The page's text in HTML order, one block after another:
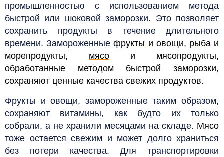
промышленностью с использованием метода
быстрой или шоковой заморозки. Это позволяет
сохранить продукты в течение длительного
времени.Замороженныефрукты и овощи, рыбаи
морепродукты, мясо и мясопродукты,
обработанные методом быстрой заморозки,
сохраняют ценные качества свежих продуктов.
Фрукты и овощи, замороженные таким образом,
сохраняют витамины, как будто их только
собрали, а не хранили месяцами на складе. Мясо
тоже остается свежим и может долго храниться
без потери качества. Для транспортировки